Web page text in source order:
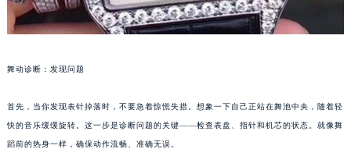
舞动诊断：发现问题
首先，当你发现表针掉落时，不要急着惊慌失措。想象一下自己正站在舞池中央，随着轻
快的音乐缓缓旋转。这一步是诊断问题的关键——检查表盘、指针和机芯的状态。就像舞
蹈前的热身一样，确保动作流畅、准确无误。